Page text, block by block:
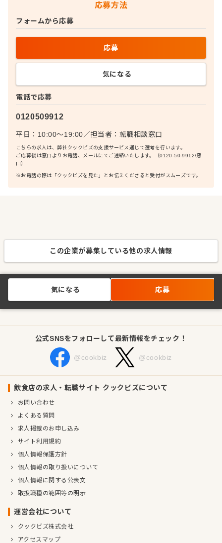
応募方法
電話で応募
0120509912
平日：10:00〜19:00／担当者： 転職相談窓口
こちらの求人は、弊社クックビズの支援サービス通じて選考を行います。
ご応募後は窓口よりお電話、メールにてご連絡いたします。（0120-50-9912/窓
口）
※お電話の際は「クックビズを見た」とお伝えくださると受付がスムーズです。
フォームから応募
応募
気になる
この企業が募集している他の求人情報
気になる 応募
公式SNSをフォローして最新情報をチェック！
@cookbiz @cookbiz
飲食店の求人・転職サイト クックビズについて
お問い合わせ
よくある質問
求人掲載のお申し込み
サイト利用規約
個人情報保護方針
個人情報の取り扱いについて
個人情報に関する公表文
取扱職種の範囲等の明示
運営会社について
クックビズ株式会社
アクセスマップ